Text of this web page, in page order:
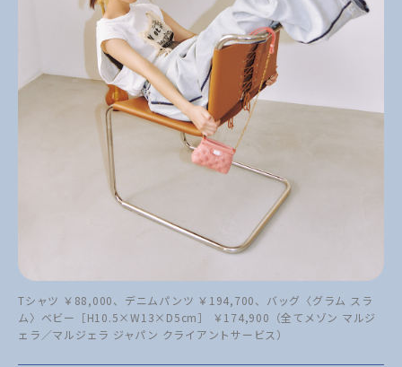
Tシャツ ￥88,000、デニムパンツ ￥194,700、バッグ〈グラム スラ
ム〉ベビー［H10.5×W13×D5cm］ ￥174,900（全てメゾン マルジ
ェラ／マルジェラ ジャパン クライアントサービス）